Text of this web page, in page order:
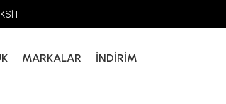
MARKALAR İNDİRİM